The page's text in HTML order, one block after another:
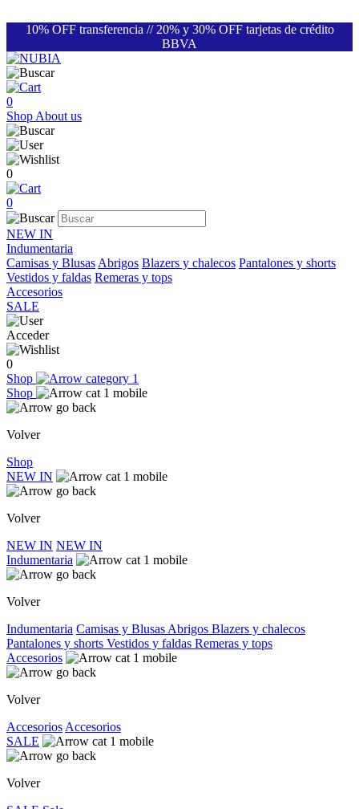
10% OFF transferencia // 20% y 30% OFF tarjetas de crédito
BBVA
0
Shop About us
0
0
NEW IN
Indumentaria
Camisas y Blusas Abrigos Blazers y chalecos Pantalones y shorts
Vestidos y faldas Remeras y tops
Accesorios
SALE
Acceder
0
Shop
Shop
Volver
Shop
NEW IN
Volver
NEW IN NEW IN
Indumentaria
Volver
Indumentaria Camisas y Blusas Abrigos Blazers y chalecos
Pantalones y shorts Vestidos y faldas Remeras y tops
Accesorios
Volver
Accesorios Accesorios
SALE
Volver